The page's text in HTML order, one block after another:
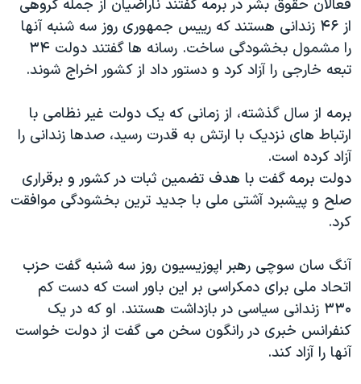
آرشیو پخش زنده
مجموعه مستندهای دادخواهی
تریبونال مردمی آبان ۹۸
دادگاه حمید نوری
قانون شفافیت دارائی کادر رهبری ایران
اعتراضات مردمی آبان ۹۸
اسرائیل در جنگ
نرگس محمدی برنده جایزه نوبل صلح
صفحه‌های ویژه
سفر پرزیدنت ترامپ به چین
فعالان حقوق بشر در برمه گفتند ناراضیان از جمله گروهی
از ۴۶ زندانی هستند که رییس جمهوری روز سه شنبه آنها
را مشمول بخشودگی ساخت. رسانه ها گفتند دولت ۳۴
تبعه خارجی را آزاد کرد و دستور داد از کشور اخراج شوند.
برمه از سال گذشته، از زمانی که یک دولت غیر نظامی با
ارتباط های نزدیک با ارتش به قدرت رسید، صدها زندانی را
آزاد کرده است.
دولت برمه گفت با هدف تضمین ثبات در کشور و برقراری
صلح و پیشبرد آشتی ملی با جدید ترین بخشودگی موافقت
کرد.
آنگ سان سوچی رهبر اپوزیسیون روز سه شنبه گفت حزب
اتحاد ملی برای دمکراسی بر این باور است که دست کم
۳۳۰ زندانی سیاسی در بازداشت هستند. او که در یک
کنفرانس خبری در رانگون سخن می گفت از دولت خواست
آنها را آزاد کند.